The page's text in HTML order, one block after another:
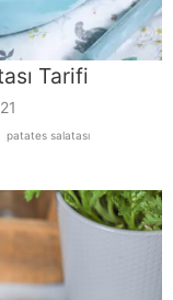
Tarifi
patates salatası